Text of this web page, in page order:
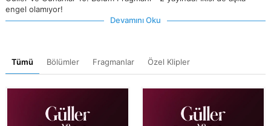
engel olamıyor!
Devamını Oku
Tümü Bölümler Fragmanlar Özel Klipler